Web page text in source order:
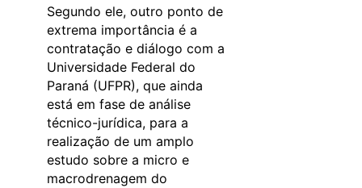
Segundo ele, outro ponto de
extrema importância é a
contratação e diálogo com a
Universidade Federal do
Paraná (UFPR), que ainda
está em fase de análise
técnico-jurídica, para a
realização de um amplo
estudo sobre a micro e
macrodrenagem do